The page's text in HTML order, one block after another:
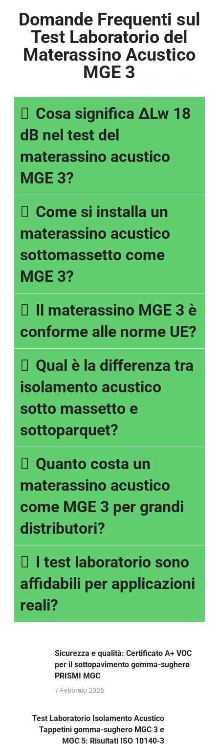
Domande Frequenti sul
Test Laboratorio del
Materassino Acustico
MGE 3
Cosa significa ΔLw 18
dB nel test del
materassino acustico
MGE 3?
Come si installa un
materassino acustico
sottomassetto come
MGE 3?
Il materassino MGE 3 è
conforme alle norme UE?
Qual è la differenza tra
isolamento acustico
sotto massetto e
sottoparquet?
Quanto costa un
materassino acustico
come MGE 3 per grandi
distributori?
I test laboratorio sono
affidabili per applicazioni
reali?
Sicurezza e qualità: Certificato A+ VOC
per il sottopavimento gomma-sughero
PRISMI MGC
7 Febbraio 2026
Test Laboratorio Isolamento Acustico
Tappetini gomma-sughero MGC 3 e
MGC 5: Risultati ISO 10140-3